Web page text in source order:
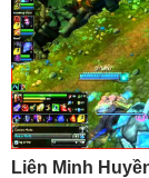
Liên Minh